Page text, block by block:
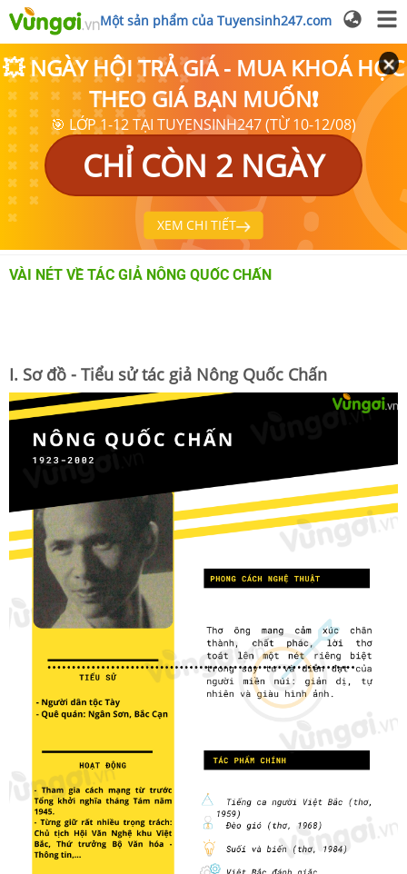
Một sản phẩm của Tuyensinh247.com
💥 NGÀY HỘI TRẢ GIÁ - MUA KHOÁ HỌC
THEO GIÁ BẠN MUỐN❗
🎯 LỚP 1-12 TẠI TUYENSINH247 (TỪ 10-12/08)
CHỈ CÒN 2 NGÀY
XEM CHI TIẾT
VÀI NÉT VỀ TÁC GIẢ NÔNG QUỐC CHẤN
I. Sơ đồ - Tiểu sử tác giả Nông Quốc Chấn